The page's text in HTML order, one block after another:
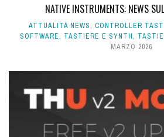
NATIVE INSTRUMENTS: NEWS
ATTUALITÀ NEWS, CONTROLLER
SOFTWARE, TASTIERE E SYNTH,
MARZO 2026